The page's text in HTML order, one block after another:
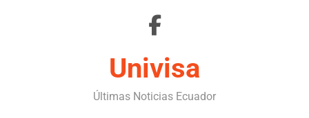
Univisa
Últimas Noticias Ecuador